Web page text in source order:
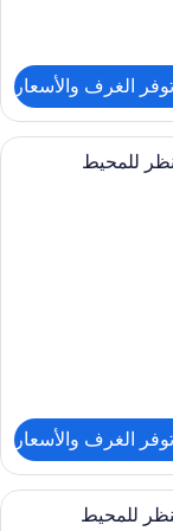
الغرف والأسعار
وأسرّة بإسفنج
للمحيط
الغرف والأسعار
وأسرّة بإسفنج
للمحيط